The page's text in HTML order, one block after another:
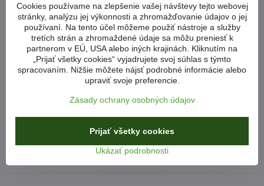
auta 4ks
6. HYDRAULICKÁ PUMPA 20T
8. 20 TONOVÝ HYDRAULICKÝ OVLÁDAČ
Viac z kategórie
KAROSÉRIE A LAKOVANIE OPRAVY KAROSÉRIE
Cookies používame na zlepšenie vašej návštevy tejto webovej
stránky, analýzu jej výkonnosti a zhromažďovanie údajov o jej
používaní. Na tento účel môžeme použiť nástroje a služby
tretích strán a zhromaždené údaje sa môžu preniesť k
partnerom v EÚ, USA alebo iných krajinách. Kliknutím na
„Prijať všetky cookies“ vyjadrujete svoj súhlas s týmto
spracovaním. Nižšie môžete nájsť podrobné informácie alebo
upraviť svoje preferencie.
Zásady ochrany osobných údajov
Ukázať podrobnosti
Prijať všetky cookies